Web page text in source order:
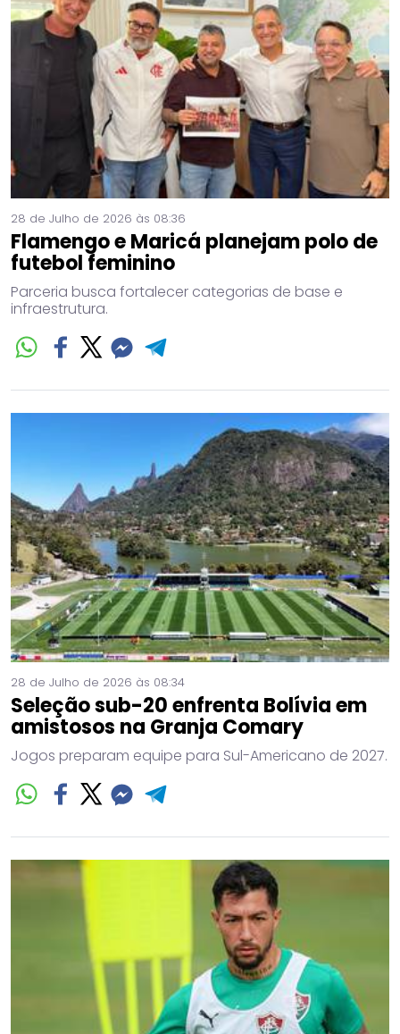
28 de Julho de 2026 às 08:36
Flamengo e Maricá planejam polo de
futebol feminino
Parceria busca fortalecer categorias de base e
infraestrutura.
28 de Julho de 2026 às 08:34
Seleção sub-20 enfrenta Bolívia em
amistosos na Granja Comary
Jogos preparam equipe para Sul-Americano de 2027.